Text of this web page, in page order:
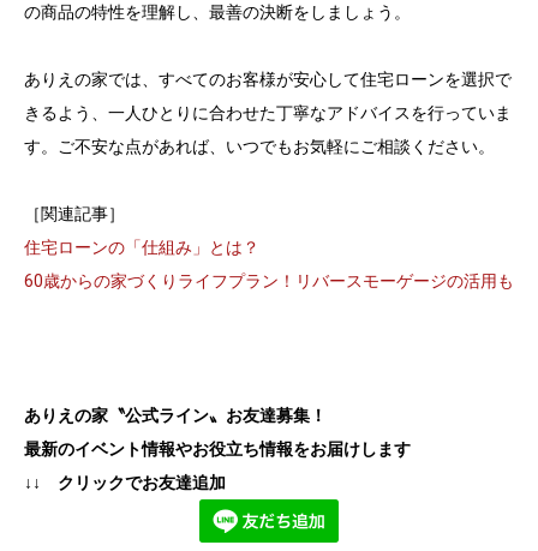
の商品の特性を理解し、最善の決断をしましょう。
ありえの家では、すべてのお客様が安心して住宅ローンを選択で
きるよう、一人ひとりに合わせた丁寧なアドバイスを行っていま
す。ご不安な点があれば、いつでもお気軽にご相談ください。
［関連記事］
住宅ローンの「仕組み」とは？
60歳からの家づくりライフプラン！リバースモーゲージの活用も
ありえの家〝公式ライン〟お友達募集！
最新のイベント情報やお役立ち情報をお届けします
↓↓ クリックでお友達追加